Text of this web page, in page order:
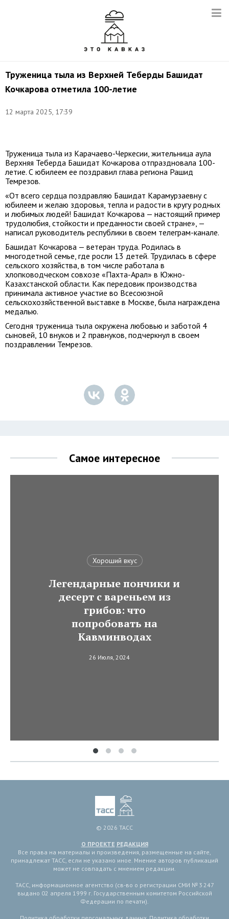
Труженица тыла из Верхней Теберды Башидат
Кочкарова отметила 100-летие
12 марта 2025, 17:39
Труженица тыла из Карачаево-Черкесии, жительница аула
Верхняя Теберда Башидат Кочкарова отпраздновала 100-
летие. С юбилеем ее поздравил глава региона Рашид
Темрезов.
«От всего сердца поздравляю Башидат Карамурзаевну с
юбилеем и желаю здоровья, тепла и радости в кругу родных
и любимых людей! Башидат Кочкарова — настоящий пример
трудолюбия, стойкости и преданности своей стране», —
написал руководитель республики в своем телеграм-канале.
Башидат Кочкарова — ветеран труда. Родилась в
многодетной семье, где росли 13 детей. Трудилась в сфере
сельского хозяйства, в том числе работала в
хлопководческом совхозе «Пахта-Арал» в Южно-
Казахстанской области. Как передовик производства
принимала активное участие во Всесоюзной
сельскохозяйственной выставке в Москве, была награждена
медалью.
Сегодня труженица тыла окружена любовью и заботой 4
сыновей, 10 внуков и 2 правнуков, подчеркнул в своем
поздравлении Темрезов.
Самое интересное
Хороший вкус
Легендарные пончики и
десерт с вареньем из
грибов: что
попробовать на
Кавминводах
26 Июля, 2024
© 2026 ТАСС
О ПРОЕКТЕ РЕДАКЦИЯ
Все права на материалы и произведения, размещенные на сайте,
принадлежат ТАСС, если не указано иное. Мнение авторов публикаций
может не совпадать с мнением редакции.
ТАСС, информационное агентство (св-во о регистрации СМИ № 3 247
выдано 02 апреля 1999 г. Государственным комитетом Российской
Федерации по печати).